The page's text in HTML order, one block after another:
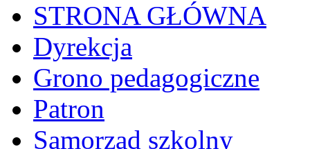
STRONA GŁÓWNA
Dyrekcja
Grono pedagogiczne
Patron
Samorząd szkolny